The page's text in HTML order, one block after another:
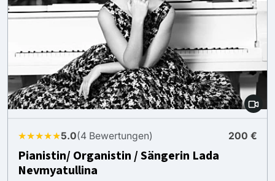
★★★★★5.0(4 Bewertungen) 200 €
Pianistin/ Organistin / Sängerin Lada
Nevmyatullina